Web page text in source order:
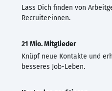
Lass Dich finden von
Recruiter·innen.
21 Mio. Mitglieder
Knüpf neue Kontakte und
besseres Job-Leben.